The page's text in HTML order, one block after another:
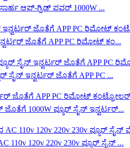
ಆಫ್-ಗ್ರಿಡ್ ಪವರ್ 1000W ...
ಜೊತೆಗೆ APP PC ರಿಮೋಟ್ ಕಂ...
ಸೈನ್ ಇನ್ವರ್ಟರ್ ಜೊತೆಗೆ APP PC ...
1000W ಪ್ಯೂರ್ ಸೈನ್ ಇನ್ವರ್ಟರ್...
110v 120v 220v 230v ಪ್ಯೂರ್ ಸೈನ್ ...